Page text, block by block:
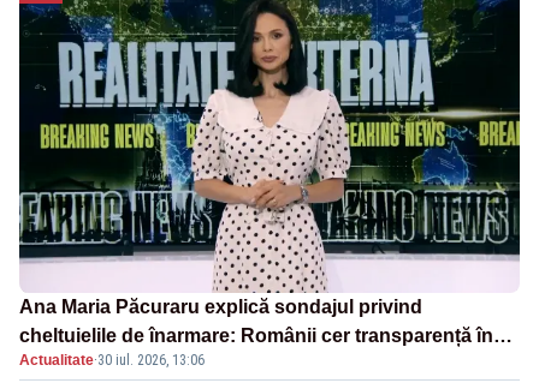
Ana Maria Păcuraru explică sondajul privind
cheltuielile de înarmare: Românii cer transparență în
achiziții și un echilibru între partenerii externi
Actualitate·30 iul. 2026, 13:06